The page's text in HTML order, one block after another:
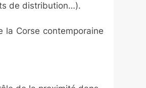
de distribution…).
la Corse contemporaine